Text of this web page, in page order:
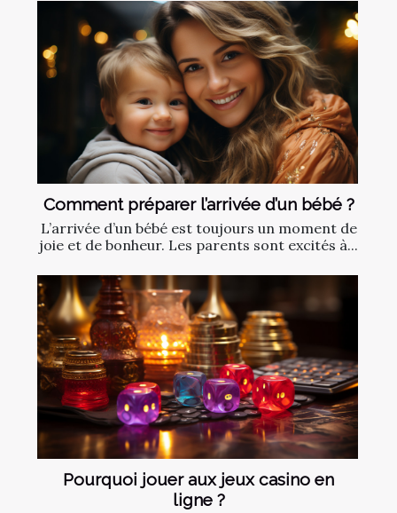
Comment préparer l’arrivée d’un bébé ?
L’arrivée d’un bébé est toujours un moment de
joie et de bonheur. Les parents sont excités à...
Pourquoi jouer aux jeux casino en
ligne ?